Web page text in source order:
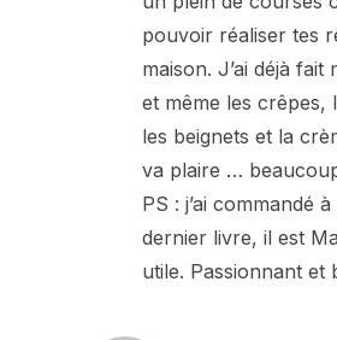
pouvoir réaliser tes
maison. J’ai déjà
et même les crêpes,
les beignets et la
va plaire …
PS : j’ai commandé
dernier livre, il est
utile. Passionnant et